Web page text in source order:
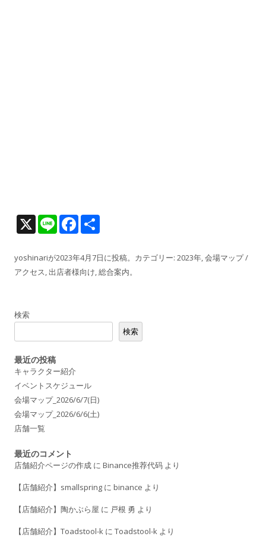
X Li
e
F
e
b
o
k
yoshinariが2023年4月7日に投稿。カテゴリー: 2023年,会場マップ /
アクセス,出店者様向け,総合案内。
検索
検索
最近の投稿
キャラクター紹介
イベントスケジュール
会場マップ_2026/6/7(日)
会場マップ_2026/6/6(土)
店舗一覧
最近のコメント
店舗紹介ページの作成 に Binance推荐代码 より
【店舗紹介】smallspring に binance より
【店舗紹介】陶かぶら屋 に 戸根 勇 より
【店舗紹介】Toadstool-k に Toadstool-k より